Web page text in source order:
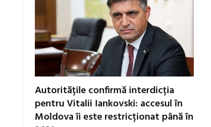
Autoritățile confirmă interdicția
pentru Vitalii Iankovski: accesul în
Moldova îi este restricționat până în